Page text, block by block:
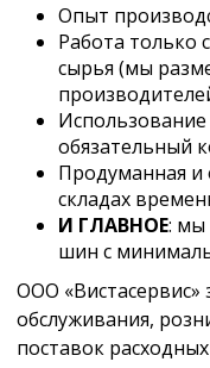
Опыт
Работа только
сырья (мы
обязательный
Продуманная и
складах
И ГЛАВНОЕ: мы
шин с
ООО «Вистасервис»
обслуживания,
поставок